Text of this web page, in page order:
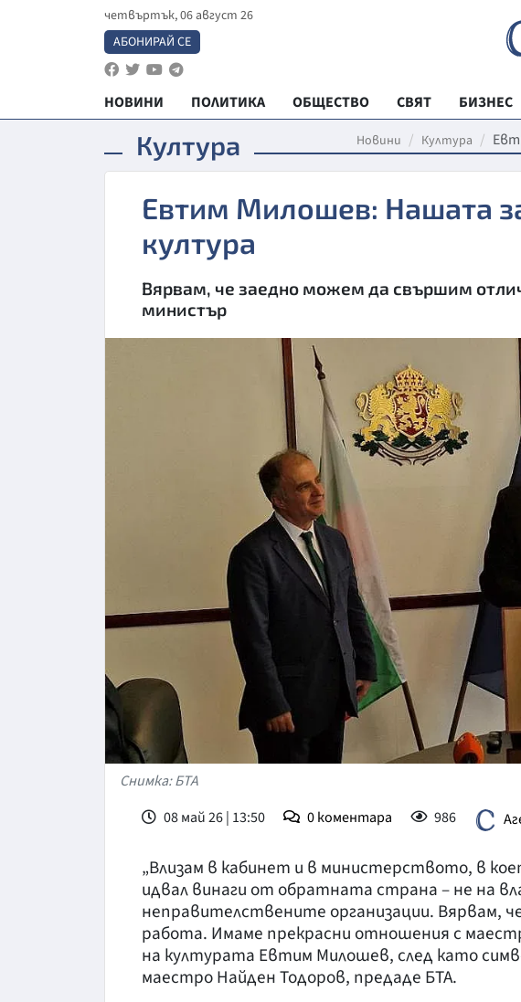
четвъртък, 06 август 26
АБОНИРАЙ СЕ
НОВИНИ ПОЛИТИКА ОБЩЕСТВО СВЯТ БИЗНЕС
Култура Новини Култура
Евтим Милошев: Нашата
култура
Вярвам, че заедно можем да свършим
министър
Снимка: БТА
08 май 26 | 13:50
0коментара 986
„Влизам в кабинет и в министерството, в
идвал винаги от обратната страна – не на
неправителствените организации. Вярвам,
работа. Имаме прекрасни отношения с
на културата Евтим Милошев, след като
маестро Найден Тодоров, предаде БТА.